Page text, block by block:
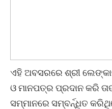
ଏହି ଅବସରରେ ଶ୍ରୀ
ଓ ମାନପତ୍ର ପ୍ରଦାନ କରି
ସମ୍ମାନରେ ସମ୍ବର୍ନ୍ଧିତ